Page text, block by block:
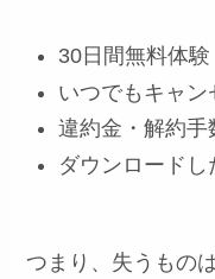
30日間無料体験
いつでもキャン
違約金・解約手
ダウンロード
つまり、失うもの